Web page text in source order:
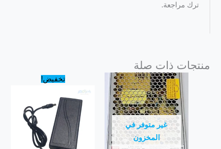
ترك مراجعة.
منتجات ذات صلة
غير متوفر في
المخزون
تخفيض!
هو:
175.00 EGP.
السعر
الحالي